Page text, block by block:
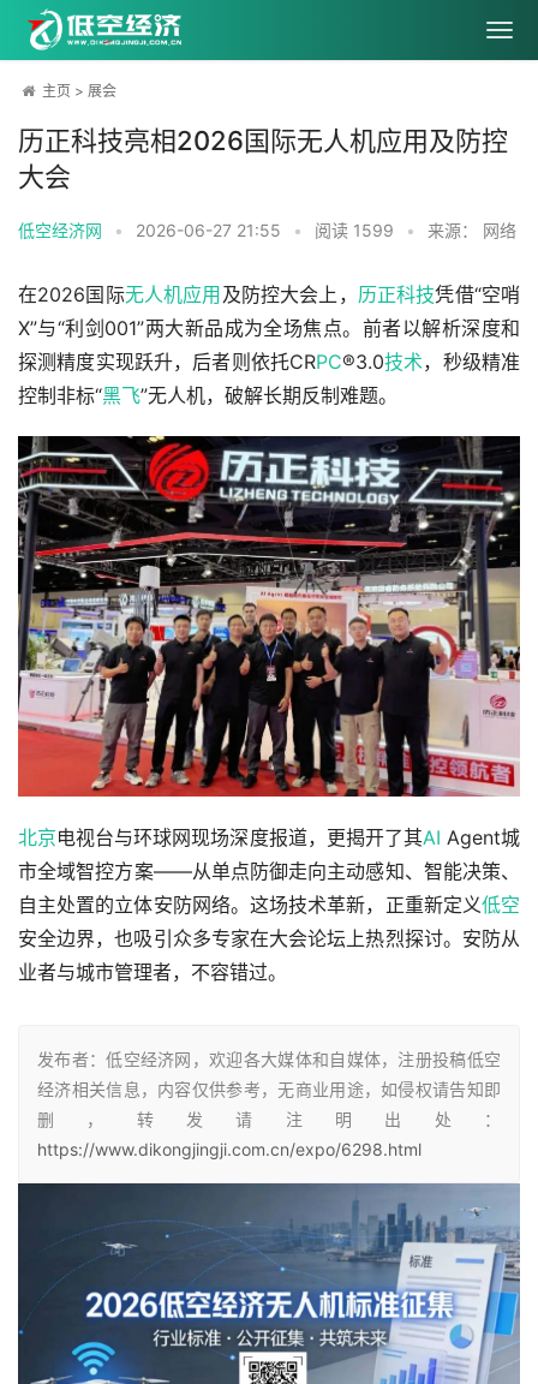
主页 > 展会
历正科技亮相2026国际无人机应用及防控
大会
低空经济网 • 2026-06-27 21:55 • 阅读 1599 • 来源： 网络
在2026国际无人机应用 及防控大会上， 历正科技凭借“空哨
X”与“利剑001”两大新品成为全场焦点。前者以解析深度和
探测精度实现跃升，后者则依托CRPC®3.0技术，秒级精准
控制非标“黑飞”无人机，破解长期反制难题。
北京电视台与环球网现场深度报道，更揭开了其AI Agent城
市全域智控方案——从单点防御走向主动感知、智能决策、
自主处置的立体安防网络。这场技术革新，正重新定义低空
安全边界，也吸引众多专家在大会论坛上热烈探讨。安防从
业者与城市管理者，不容错过。
发布者：低空经济网，欢迎各大媒体和自媒体，注册投稿低空
经济相关信息，内容仅供参考，无商业用途，如侵权请告知即
删，转发请注明出处：
https://www.dikongjingji.com.cn/expo/6298.html